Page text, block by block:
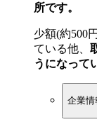
所です。
少額(約500
ている他、
うになって
企業情